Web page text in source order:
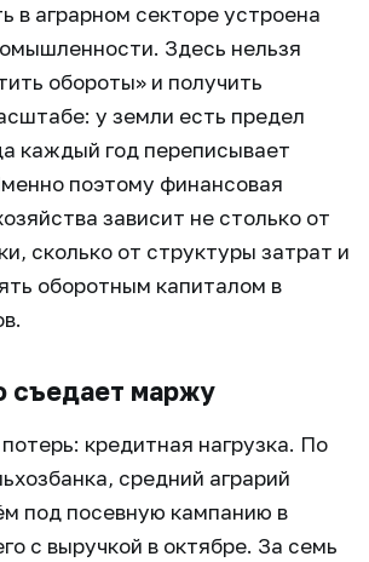
в аграрном секторе устроена
Здесь нельзя
обороты» и получить
у земли есть предел
каждый год переписывает
поэтому финансовая
зависит не столько от
сколько от структуры затрат и
оборотным капиталом в
съедает маржу
кредитная нагрузка. По
средний аграрий
под посевную кампанию в
с выручкой в октябре. За семь